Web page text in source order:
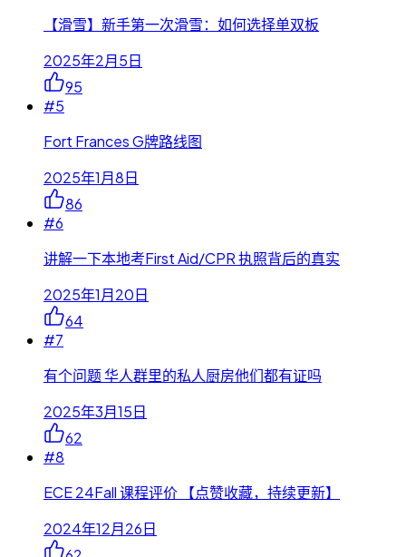
【滑雪】新手第一次滑雪：如何选择单双板
2025年2月5日
95
#5
Fort Frances G牌路线图
2025年1月8日
86
#6
讲解一下本地考First Aid/CPR 执照背后的真实
2025年1月20日
64
#7
有个问题 华人群里的私人厨房他们都有证吗
2025年3月15日
62
#8
ECE 24Fall 课程评价 【点赞收藏，持续更新】
2024年12月26日